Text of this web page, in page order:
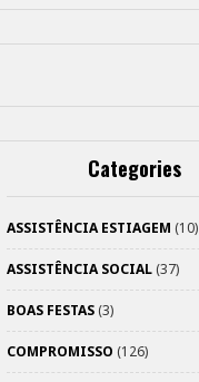
Categories
ASSISTÊNCIA ESTIAGEM (10)
ASSISTÊNCIA SOCIAL(37)
BOAS FESTAS(3)
COMPROMISSO (126)